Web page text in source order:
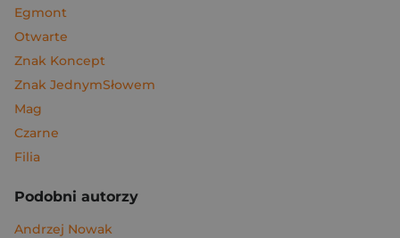
Egmont
Otwarte
Znak Koncept
Znak JednymSłowem
Mag
Czarne
Filia
Podobni autorzy
Andrzej Nowak